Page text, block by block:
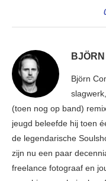
Björn
(toen nog op band)
jeugd beleefde hij toen
de legendarische
zijn nu een paar
freelance fotograaf en